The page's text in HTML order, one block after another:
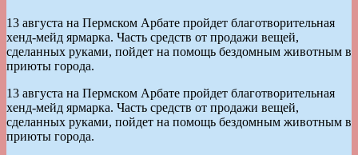
13 августа на Пермском Арбате пройдет благотворительная
хенд-мейд ярмарка. Часть средств от продажи вещей,
сделанных руками, пойдет на помощь бездомным животным в
приюты города.
13 августа на Пермском Арбате пройдет благотворительная
хенд-мейд ярмарка. Часть средств от продажи вещей,
сделанных руками, пойдет на помощь бездомным животным в
приюты города.